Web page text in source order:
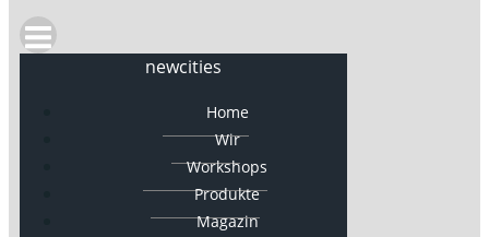
newcities
Home
Wir
Workshops
Produkte
Magazin